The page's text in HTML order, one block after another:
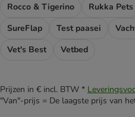
Rocco & Tigerino
Rukka Pets
SureFlap
Test paasei
Vet's Best
Vetbed
Prijzen in € incl. BTW *
"Van"-prijs = De laagste prijs van